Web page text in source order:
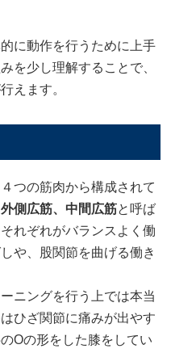
に動作を行うために上手
を少し理解することで、
えます。
つの筋肉から構成されて
側広筋、中間広筋と呼ば
れぞれがバランスよく働
や、股関節を曲げる働き
ニングを行う上では本当
ひざ関節に痛みが出やす
Oの形をした膝をしてい